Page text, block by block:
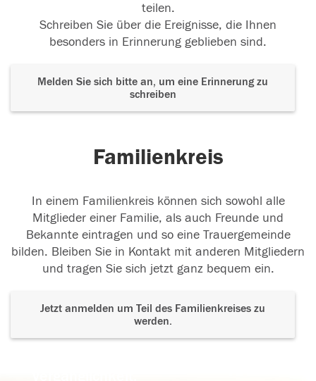
teilen.
Schreiben Sie über die Ereignisse, die Ihnen
besonders in Erinnerung geblieben sind.
Melden Sie sich bitte an, um eine Erinnerung zu
schreiben
Familienkreis
In einem Familienkreis können sich sowohl alle
Mitglieder einer Familie, als auch Freunde und
Bekannte eintragen und so eine Trauergemeinde
bilden. Bleiben Sie in Kontakt mit anderen Mitgliedern
und tragen Sie sich jetzt ganz bequem ein.
Jetzt anmelden um Teil des Familienkreises zu
werden.